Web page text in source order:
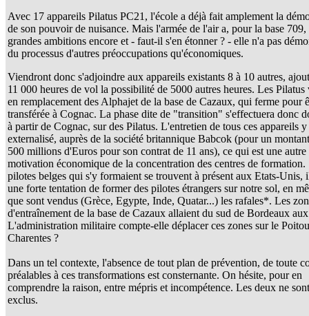
Avec 17 appareils Pilatus PC21, l'école a déjà fait amplement la
de son pouvoir de nuisance. Mais l'armée de l'air a, pour la base 709,
grandes ambitions encore et - faut-il s'en étonner ? - elle n'a pas
du processus d'autres préoccupations qu'économiques.
Viendront donc s'adjoindre aux appareils existants 8 à 10 autres,
11 000 heures de vol la possibilité de 5000 autres heures. Les
en remplacement des Alphajet de la base de Cazaux, qui ferme pour
transférée à Cognac. La phase dite de "transition" s'effectuera donc
à partir de Cognac, sur des Pilatus. L'entretien de tous ces appareils y
externalisé, auprès de la société britannique Babcok (pour un
500 millions d'Euros pour son contrat de 11 ans), ce qui est une autre
motivation économique de la concentration des centres de formation.
pilotes belges qui s'y formaient se trouvent à présent aux Etats-Unis,
une forte tentation de former des pilotes étrangers sur notre sol, en
que sont vendus (Grèce, Egypte, Inde, Quatar...) les rafales*. Les
d'entraînement de la base de Cazaux allaient du sud de Bordeaux
L'administration militaire compte-elle déplacer ces zones sur le
Charentes ?
Dans un tel contexte, l'absence de tout plan de prévention, de toute
préalables à ces transformations est consternante. On hésite, pour en
comprendre la raison, entre mépris et incompétence. Les deux ne
exclus.